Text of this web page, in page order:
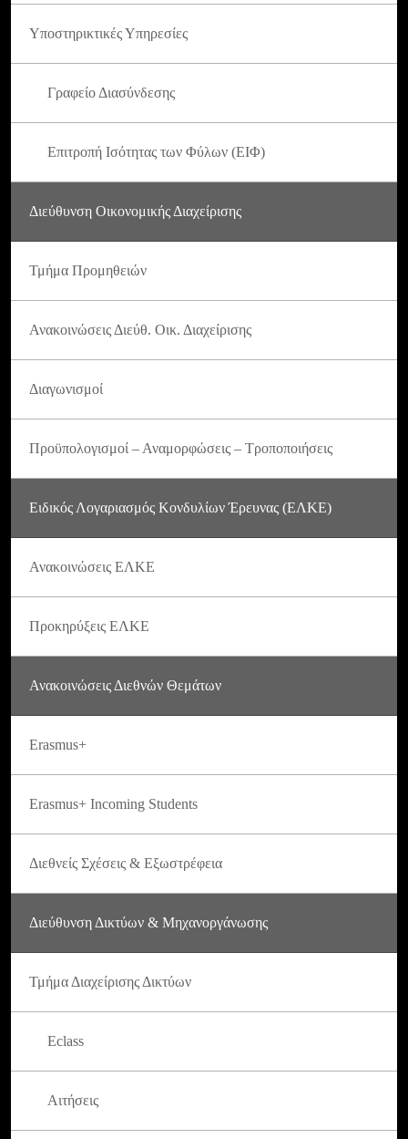
Υποστηρικτικές Υπηρεσίες
Γραφείο Διασύνδεσης
Επιτροπή Ισότητας των Φύλων (ΕΙΦ)
Διεύθυνση Οικονομικής Διαχείρισης
Τμήμα Προμηθειών
Ανακοινώσεις Διεύθ. Οικ. Διαχείρισης
Διαγωνισμοί
Προϋπολογισμοί – Αναμορφώσεις – Τροποποιήσεις
Ειδικός Λογαριασμός Κονδυλίων Έρευνας (ΕΛΚΕ)
Ανακοινώσεις ΕΛΚΕ
Προκηρύξεις ΕΛΚΕ
Ανακοινώσεις Διεθνών Θεμάτων
Erasmus+
Erasmus+ Incoming Students
Διεθνείς Σχέσεις & Εξωστρέφεια
Διεύθυνση Δικτύων & Μηχανοργάνωσης
Τμήμα Διαχείρισης Δικτύων
Eclass
Αιτήσεις